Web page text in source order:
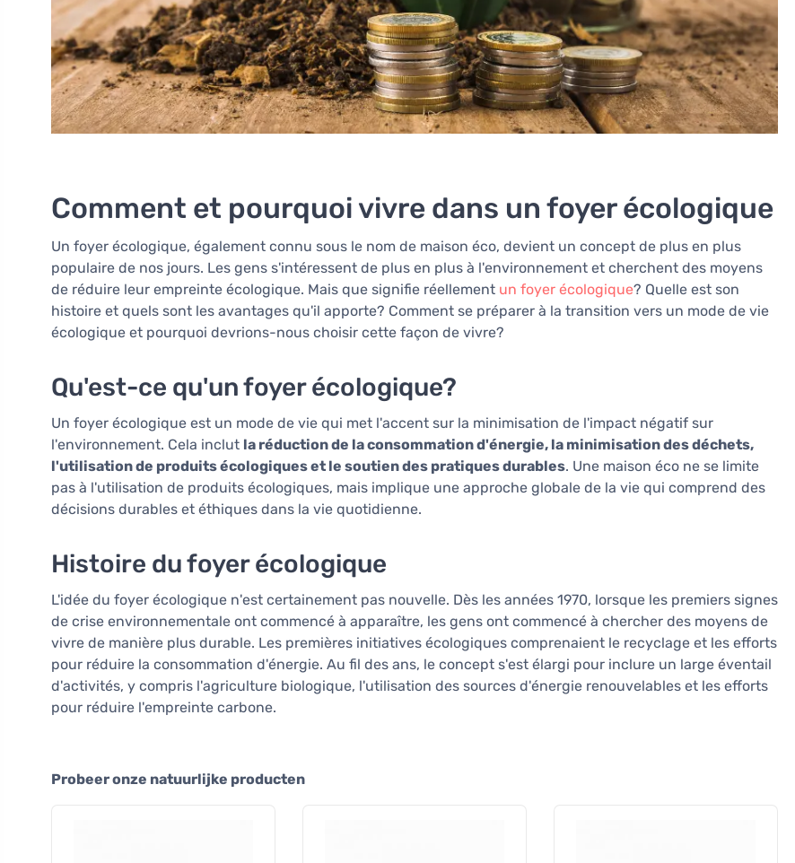
Comment et pourquoi vivre dans un foyer écologique
Un foyer écologique, également connu sous le nom de maison éco, devient un concept de plus en plus
populaire de nos jours. Les gens s'intéressent de plus en plus à l'environnement et cherchent des moyens
de réduire leur empreinte écologique. Mais que signifie réellement un foyer écologique? Quelle est son
histoire et quels sont les avantages qu'il apporte? Comment se préparer à la transition vers un mode de vie
écologique et pourquoi devrions-nous choisir cette façon de vivre?
Qu'est-ce qu'un foyer écologique?
Un foyer écologique est un mode de vie qui met l'accent sur la minimisation de l'impact négatif sur
l'environnement. Cela inclut la réduction de la consommation d'énergie, la minimisation des déchets,
l'utilisation de produits écologiques et le soutien des pratiques durables. Une maison éco ne se limite
pas à l'utilisation de produits écologiques, mais implique une approche globale de la vie qui comprend des
décisions durables et éthiques dans la vie quotidienne.
Histoire du foyer écologique
L'idée du foyer écologique n'est certainement pas nouvelle. Dès les années 1970, lorsque les premiers signes
de crise environnementale ont commencé à apparaître, les gens ont commencé à chercher des moyens de
vivre de manière plus durable. Les premières initiatives écologiques comprenaient le recyclage et les efforts
pour réduire la consommation d'énergie. Au fil des ans, le concept s'est élargi pour inclure un large éventail
d'activités, y compris l'agriculture biologique, l'utilisation des sources d'énergie renouvelables et les efforts
pour réduire l'empreinte carbone.
Probeer onze natuurlijke producten